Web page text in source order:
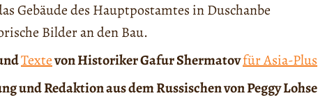
Gebäude des Hauptpostamtes in Duschanbe
Bilder an den Bau.
Textevon Historiker Gafur Shermatovfür Asia-Plus
und Redaktion aus dem Russischen von Peggy Lohse